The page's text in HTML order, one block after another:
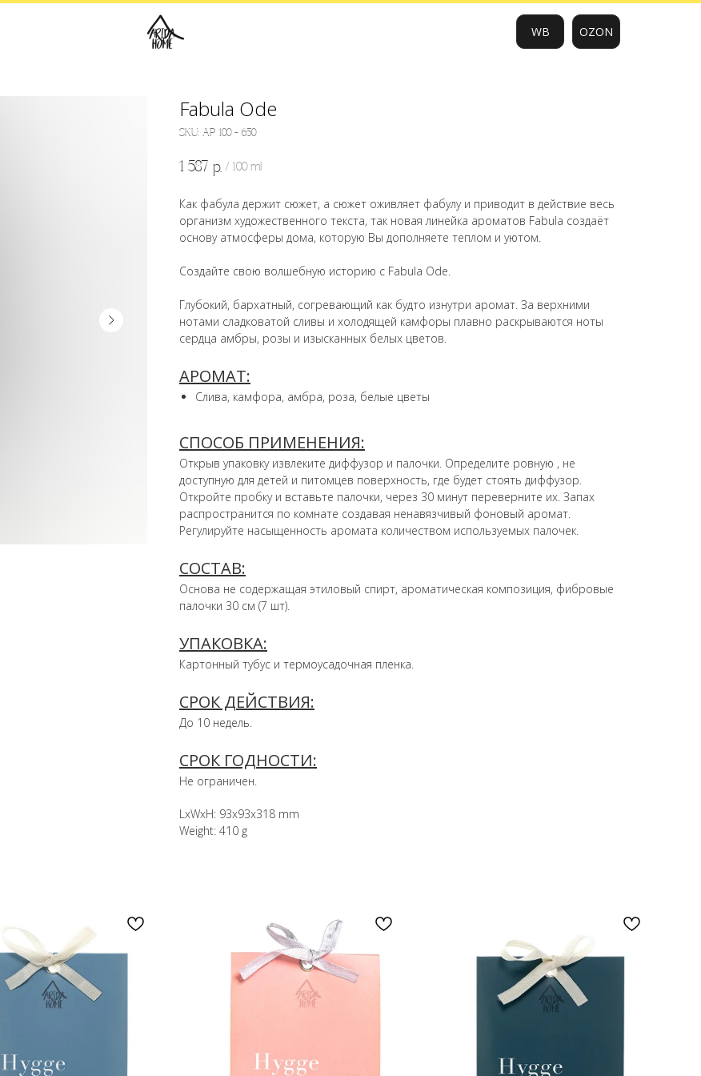
WB OZON
Fabula Ode
SKU: АР 100 - 650
1 587 р. / 100 ml
Как фабула держит сюжет, а сюжет оживляет фабулу и приводит в действие весь
организм художественного текста, так новая линейка ароматов Fabula создаёт
основу атмосферы дома, которую Вы дополняете теплом и уютом.
Создайте свою волшебную историю с Fabula Ode.
Глубокий, бархатный, согревающий как будто изнутри аромат. За верхними
нотами сладковатой сливы и холодящей камфоры плавно раскрываются ноты
сердца амбры, розы и изысканных белых цветов.
АРОМАТ:
Cлива, камфора, амбра, роза, белые цветы
СПОСОБ ПРИМЕНЕНИЯ:
Открыв упаковку извлеките диффузор и палочки. Определите ровную , не
доступную для детей и питомцев поверхность, где будет стоять диффузор.
Откройте пробку и вставьте палочки, через 30 минут переверните их. Запах
распространится по комнате создавая ненавязчивый фоновый аромат.
Регулируйте насыщенность аромата количеством используемых палочек.
СОСТАВ:
Основа не содержащая этиловый спирт, ароматическая композиция, фибровые
палочки 30 см (7 шт).
УПАКОВКА:
Картонный тубус и термоусадочная пленка.
СРОК ДЕЙСТВИЯ:
До 10 недель.
СРОК ГОДНОСТИ:
Не ограничен.
LxWxH: 93x93x318 mm
Weight: 410 g